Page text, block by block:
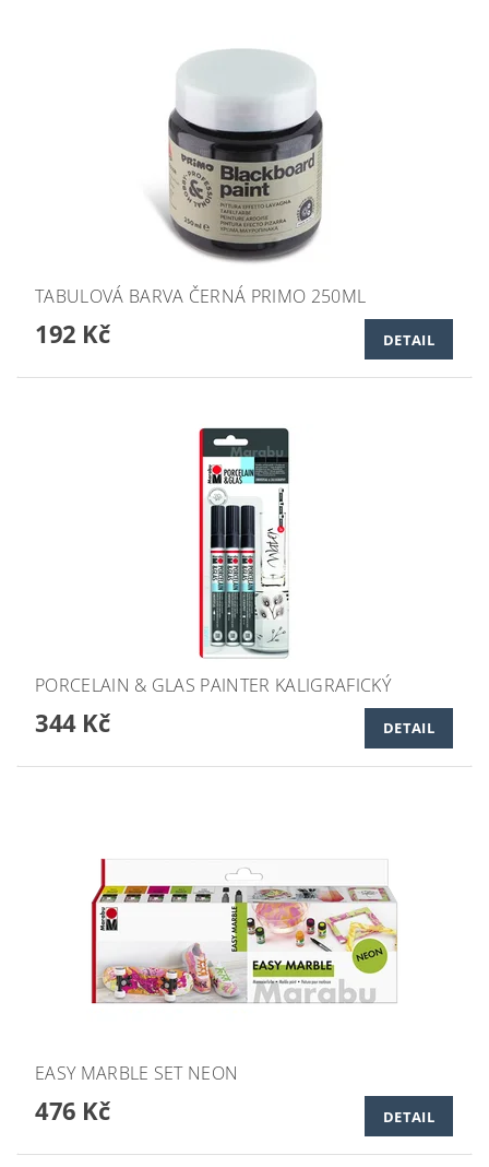
TABULOVÁ BARVA ČERNÁ PRIMO 250ML
192 Kč DETAIL
PORCELAIN & GLAS PAINTER KALIGRAFICKÝ
344 Kč DETAIL
EASY MARBLE SET NEON
476 Kč DETAIL